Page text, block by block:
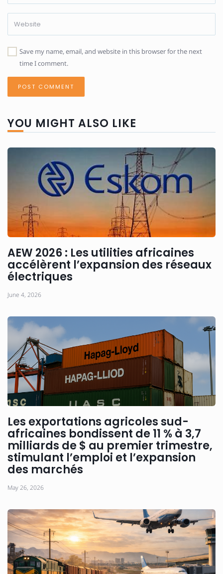
Save my name, email, and website in this browser for the next
time I comment.
YOU MIGHT ALSO LIKE
AEW 2026 : Les utilities africaines
accélèrent l’expansion des réseaux
électriques
June 4, 2026
Les exportations agricoles sud-
africaines bondissent de 11 % à 3,7
milliards de $ au premier trimestre,
stimulant l’emploi et l’expansion
des marchés
May 26, 2026